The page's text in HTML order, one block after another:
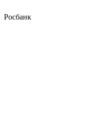
Росбанк